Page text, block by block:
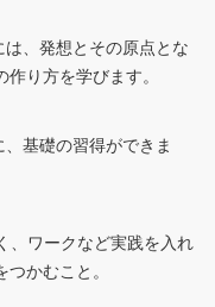
、発想とその原点とな
り方を学びます。
基礎の習得ができま
、ワークなど実践を入れ
かむこと。